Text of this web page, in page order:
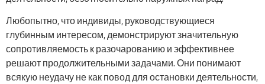
Любопытно, что индивиды, руководствующиеся
глубинным интересом, демонстрируют значительную
сопротивляемость к разочарованию и эффективнее
решают продолжительными задачами. Они понимают
всякую неудачу не как повод для остановки деятельности,